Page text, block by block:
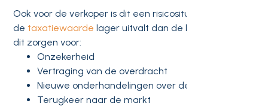
Ook voor de verkoper is dit een risicosituatie. Wanneer
de taxatiewaarde lager uitvalt dan de koopsom, kan
dit zorgen voor:
Onzekerheid
Vertraging van de overdracht
Nieuwe onderhandelingen over de prijs
Terugkeer naar de markt